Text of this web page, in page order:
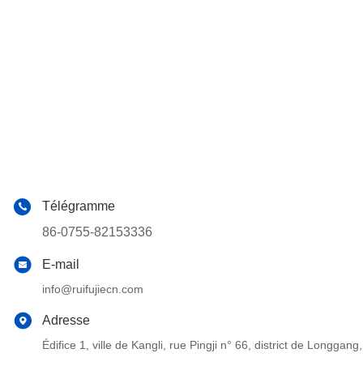
Télégramme
86-0755-82153336
E-mail
info@ruifujiecn.com
Adresse
Édifice 1, ville de Kangli, rue Pingji n° 66, district de